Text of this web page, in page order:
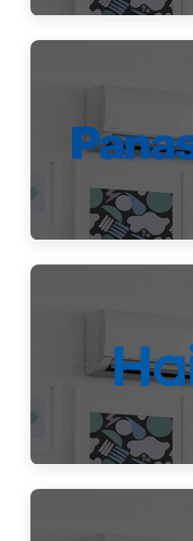
Reparación aire
Reparación aire
Reparación aire